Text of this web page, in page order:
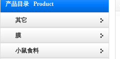
产品目录 Product
其它
膜
小鼠食料